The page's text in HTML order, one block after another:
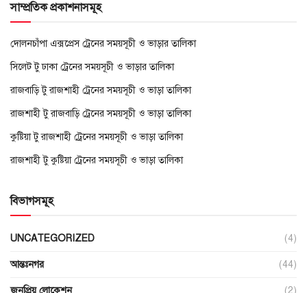
সাম্প্রতিক প্রকাশনাসমূহ
দোলনচাঁপা এক্সপ্রেস ট্রেনের সময়সূচী ও ভাড়ার তালিকা
সিলেট টু ঢাকা ট্রেনের সময়সূচী ও ভাড়ার তালিকা
রাজবাড়ি টু রাজশাহী ট্রেনের সময়সূচী ও ভাড়া তালিকা
রাজশাহী টু রাজবাড়ি ট্রেনের সময়সূচী ও ভাড়া তালিকা
কুষ্টিয়া টু রাজশাহী ট্রেনের সময়সূচী ও ভাড়া তালিকা
রাজশাহী টু কুষ্টিয়া ট্রেনের সময়সূচী ও ভাড়া তালিকা
বিভাগসমূহ
UNCATEGORIZED (4)
আন্তঃনগর (44)
জনপ্রিয় লোকেশন (2)